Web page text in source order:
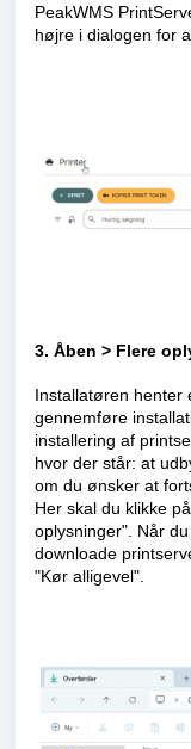
PeakWMS
højre i dialogen for
3. Åben > Flere
Installatøren henter
gennemføre
installering af
hvor der står: at
om du ønsker at
Her skal du klikke
oplysninger". Når
downloade
"Kør alligevel".